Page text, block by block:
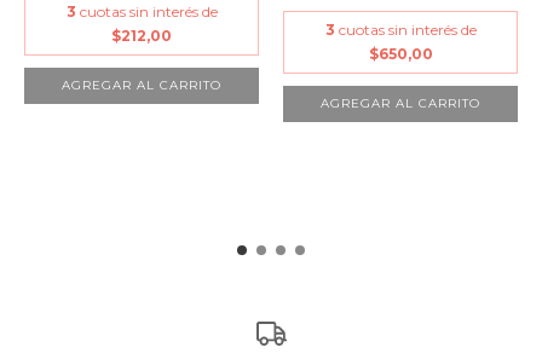
3 cuotas sin interés de
$212,00
3 cuotas sin interés de
$650,00